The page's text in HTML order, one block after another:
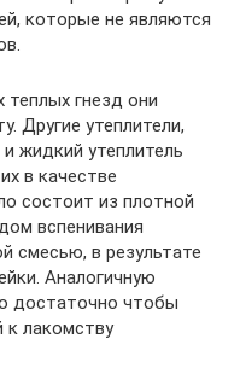
которые не являются
гнезд они
Другие утеплители,
жидкий утеплитель
в качестве
состоит из плотной
вспенивания
смесью, в результате
Аналогичную
достаточно чтобы
лакомству